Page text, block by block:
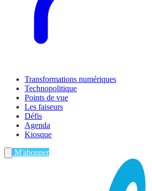
Transformations numériques
Technopolitique
Points de vue
Les faiseurs
Défis
Agenda
Kiosque
M'abonner